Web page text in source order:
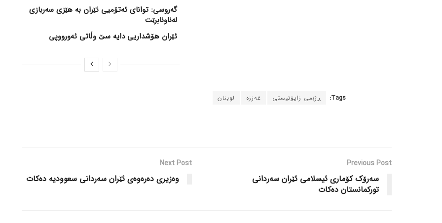
گەروسی: توانای ئەتۆمیی ئێران بە هێزی سەربازی
لەناونابرێت
ئێران هۆشداریی دایە سێ وڵاتی ئەورووپی
Tags: ڕژێمی زایۆنیستی غەززە لوبنان
Previous Post
سەرۆک کۆماری ئیسلامی ئێران سەردانی
تورکمانستان دەکات
Next Post
وەزیری دەرەوەی ئێران سەردانی سعوودیە دەکات